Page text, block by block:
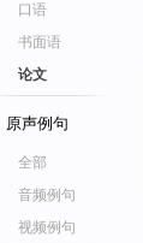
口语
书面语
论文
原声例句
全部
音频例句
视频例句